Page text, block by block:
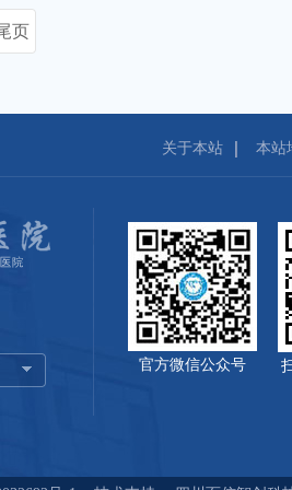
页
关于本站 本站
官方微信公众号